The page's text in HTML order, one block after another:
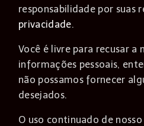
responsabilidade por suas
privacidade.
Você é livre para recusar a
informações pessoais,
não possamos fornecer
desejados.
O uso continuado de